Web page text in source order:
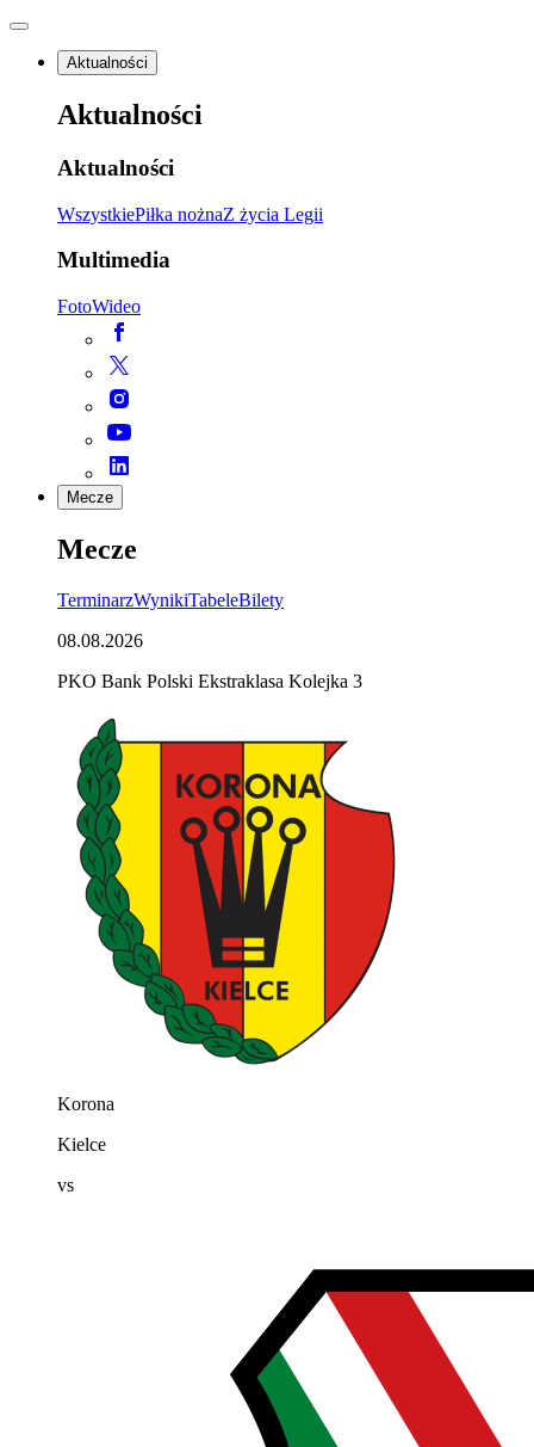
Aktualności
Aktualności
Aktualności
WszystkiePiłka nożnaZ życia Legii
Multimedia
FotoWideo
Mecze
Mecze
TerminarzWynikiTabeleBilety
08.08.2026
PKO Bank Polski Ekstraklasa Kolejka 3
Korona
Kielce
vs